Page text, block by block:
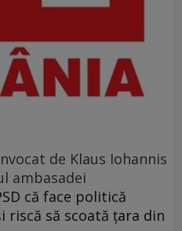
de Klaus Iohannis
ambasadei
că face politică
riscă să scoată ţara din